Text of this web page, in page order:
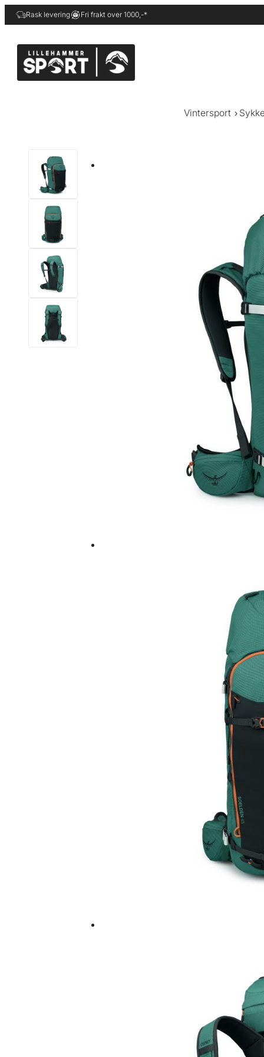
Hopp
til
Rask levering Fri frakt over 1000,-*
Vintersport